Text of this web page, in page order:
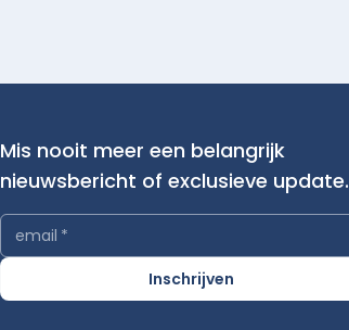
Mis nooit meer een belangrijk
nieuwsbericht of exclusieve update.
email *
Inschrijven